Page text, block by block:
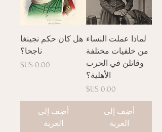
لماذا عملت النساء
من خلفيات مختلفة
وقاتلن في الحرب
الأهلية؟
السعر
أضِف إلى
العربة
هل كان حكم نجينغا
ناجحا؟
السعر
أضِف إلى
العربة